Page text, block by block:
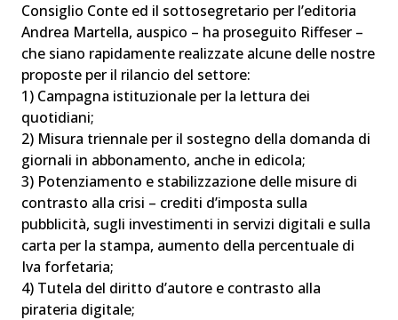
Consiglio Conte ed il sottosegretario per l’editoria
Andrea Martella, auspico – ha proseguito Riffeser –
che siano rapidamente realizzate alcune delle nostre
proposte per il rilancio del settore:
1) Campagna istituzionale per la lettura dei
quotidiani;
2) Misura triennale per il sostegno della domanda di
giornali in abbonamento, anche in edicola;
3) Potenziamento e stabilizzazione delle misure di
contrasto alla crisi – crediti d’imposta sulla
pubblicità, sugli investimenti in servizi digitali e sulla
carta per la stampa, aumento della percentuale di
Iva forfetaria;
4) Tutela del diritto d’autore e contrasto alla
pirateria digitale;